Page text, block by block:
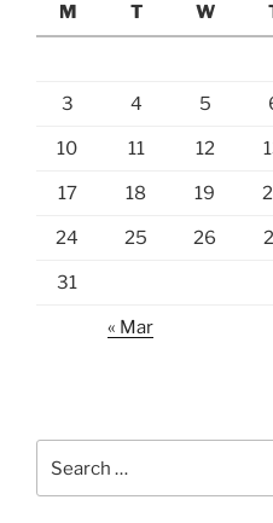
M
T W
3 4 5
10 11 12
17 18 19
24 25 26
31
« Mar
for: